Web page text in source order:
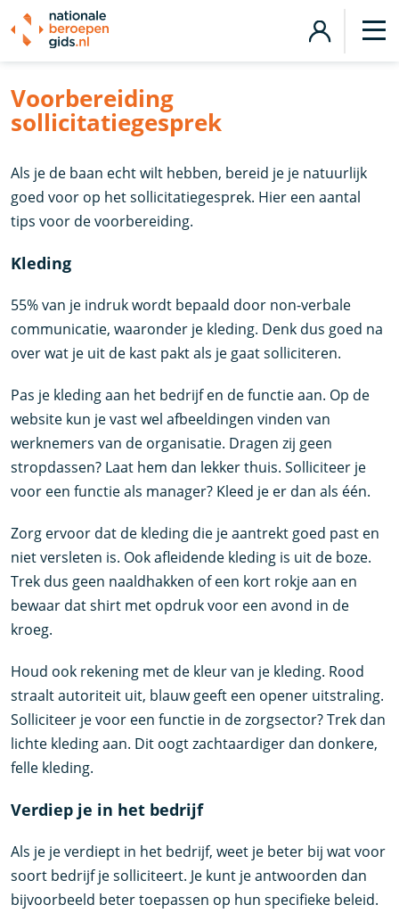
Voorbereiding
sollicitatiegesprek
Als je de baan echt wilt hebben, bereid je je natuurlijk
goed voor op het sollicitatiegesprek. Hier een aantal
tips voor de voorbereiding.
Kleding
55% van je indruk wordt bepaald door non-verbale
communicatie, waaronder je kleding. Denk dus goed na
over wat je uit de kast pakt als je gaat solliciteren.
Pas je kleding aan het bedrijf en de functie aan. Op de
website kun je vast wel afbeeldingen vinden van
werknemers van de organisatie. Dragen zij geen
stropdassen? Laat hem dan lekker thuis. Solliciteer je
voor een functie als manager? Kleed je er dan als één.
Zorg ervoor dat de kleding die je aantrekt goed past en
niet versleten is. Ook afleidende kleding is uit de boze.
Trek dus geen naaldhakken of een kort rokje aan en
bewaar dat shirt met opdruk voor een avond in de
kroeg.
Houd ook rekening met de kleur van je kleding. Rood
straalt autoriteit uit, blauw geeft een opener uitstraling.
Solliciteer je voor een functie in de zorgsector? Trek dan
lichte kleding aan. Dit oogt zachtaardiger dan donkere,
felle kleding.
Verdiep je in het bedrijf
Als je je verdiept in het bedrijf, weet je beter bij wat voor
soort bedrijf je solliciteert. Je kunt je antwoorden dan
bijvoorbeeld beter toepassen op hun specifieke beleid.